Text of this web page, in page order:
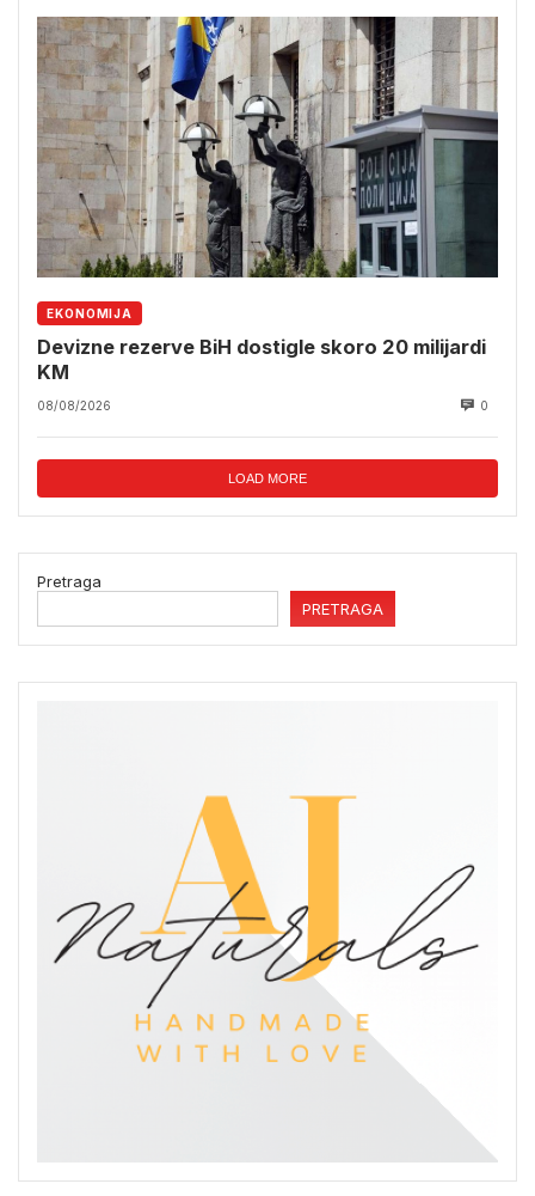
EKONOMIJA
Devizne rezerve BiH dostigle skoro 20 milijardi
KM
08/08/2026 0
LOAD MORE
Pretraga
PRETRAGA